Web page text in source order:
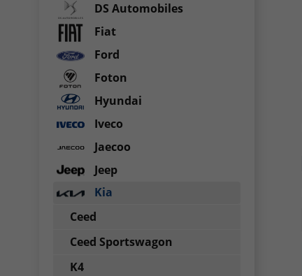
DS Automobiles
Fiat
Ford
Foton
Hyundai
Iveco
Jaecoo
Jeep
Kia
Ceed
Ceed Sportswagon
K4